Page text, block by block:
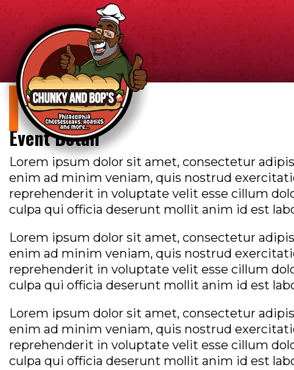
Event 2
Event Detail
Lorem ipsum dolor sit amet, consectetur
enim ad minim veniam, quis nostrud
reprehenderit in voluptate velit esse cillum
culpa qui officia deserunt mollit anim id est
Lorem ipsum dolor sit amet, consectetur
enim ad minim veniam, quis nostrud
reprehenderit in voluptate velit esse cillum
culpa qui officia deserunt mollit anim id est
Lorem ipsum dolor sit amet, consectetur
enim ad minim veniam, quis nostrud
reprehenderit in voluptate velit esse cillum
culpa qui officia deserunt mollit anim id est